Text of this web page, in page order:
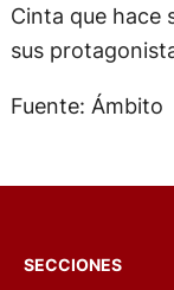
Cinta que hace
sus
Fuente: Ámbito
SECCIONES